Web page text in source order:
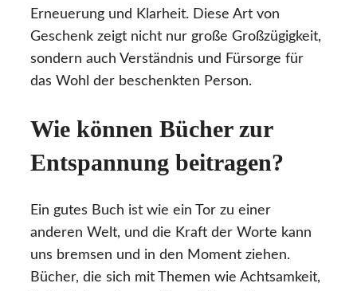
Erneuerung und Klarheit. Diese Art von
Geschenk zeigt nicht nur große Großzügigkeit,
sondern auch Verständnis und Fürsorge für
das Wohl der beschenkten Person.
Wie können Bücher zur
Entspannung beitragen?
Ein gutes Buch ist wie ein Tor zu einer
anderen Welt, und die Kraft der Worte kann
uns bremsen und in den Moment ziehen.
Bücher, die sich mit Themen wie Achtsamkeit,